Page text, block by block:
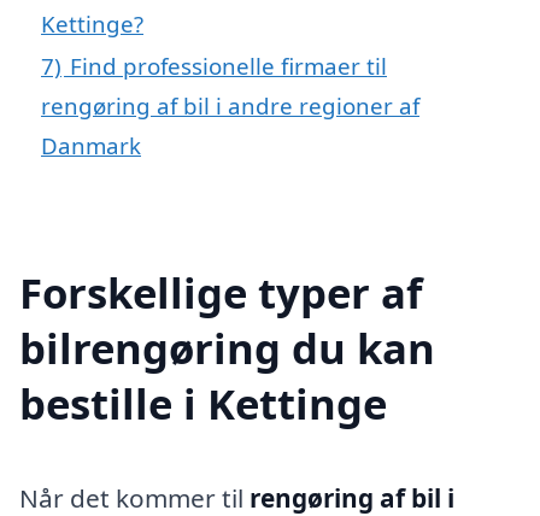
Kettinge?
7) Find professionelle firmaer til
rengøring af bil i andre regioner af
Danmark
Forskellige typer af
bilrengøring du kan
bestille i Kettinge
Når det kommer til rengøring af bil i